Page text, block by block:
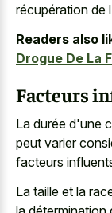
récupération de
Readers also
Drogue De La
Facteurs
La durée d'une
peut varier
facteurs
La taille et la